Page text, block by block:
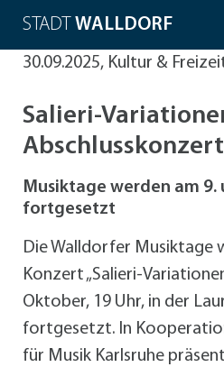
STADT WALLDORF
30.09.2025, Kultur &
Salieri-
Abschlusskonzert
Musiktage werden am 9.
fortgesetzt
Die Walldorfer Musiktage
Konzert „Salieri-
Oktober, 19 Uhr, in der
fortgesetzt. In
für Musik Karlsruhe